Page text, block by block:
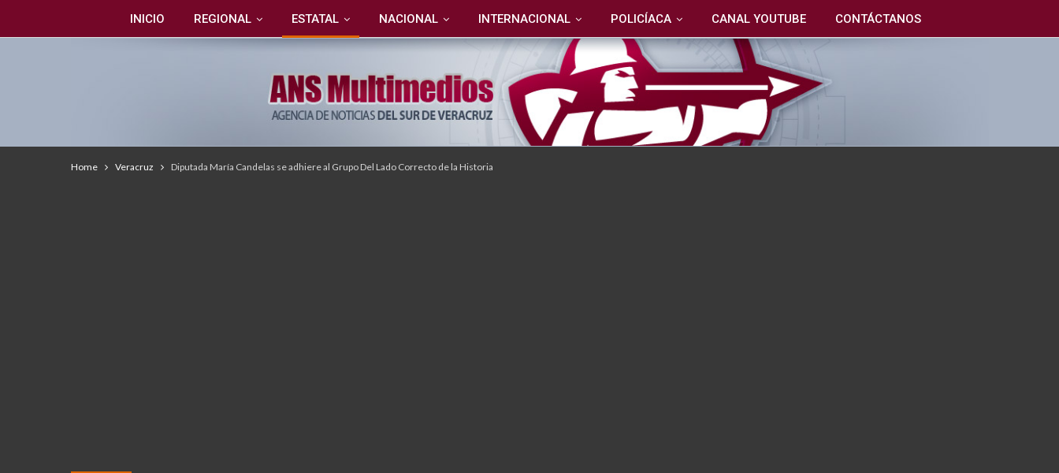
INICIO REGIONAL ESTATAL NACIONAL INTERNACIONAL POLICÍACA CANAL YOUTUBE CONTÁCTANOS
Home Veracruz Diputada María Candelas se adhiere al Grupo Del Lado Correcto de la Historia